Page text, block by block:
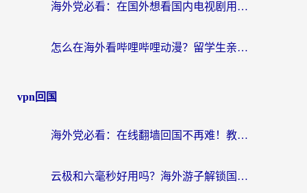
海外党必看：在国外想看国内电视剧用什么软件？3步解决地域限制
怎么在海外看哔哩哔哩动漫？留学生亲测有效的回国加速方案
vpn回国
海外党必看：在线翻墙回国不再难！教你选对加速器无缝刷国内资源
云极和六毫秒好用吗？海外游子解锁国内资源的真实答案